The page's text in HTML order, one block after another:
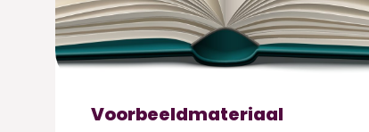
Voorbeeldmateriaal